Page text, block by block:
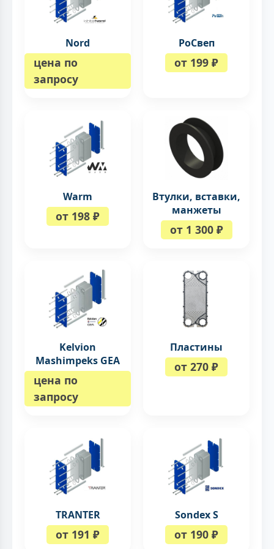
Nord
цена по
запросу
РоСвеп
от 199 ₽
Warm
от 198 ₽
Втулки, вставки,
манжеты
от 1 300 ₽
Kelvion
Mashimpeks GEA
цена по
запросу
Пластины
от 270 ₽
TRANTER
от 191 ₽
Sondex S
от 190 ₽